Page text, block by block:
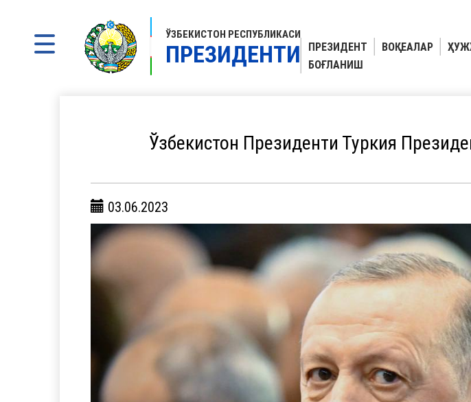
ЎЗБЕКИСТОН РЕСПУБЛИКАСИ
ПРЕЗИДЕНТИ ПРЕЗИДЕНТ ВОҚЕАЛАР
БОҒЛАНИШ
Ўзбекистон Президенти Туркия
03.06.2023